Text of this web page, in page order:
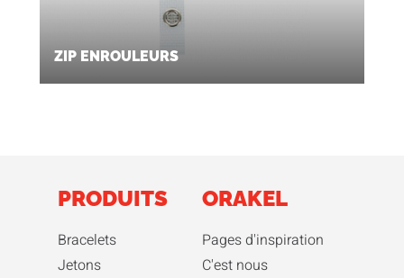
ZIP ENROULEURS
PRODUITS
Bracelets
Jetons
ORAKEL
Pages d'inspiration
C'est nous